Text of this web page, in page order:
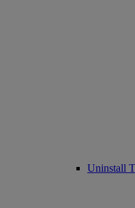
Uninstall